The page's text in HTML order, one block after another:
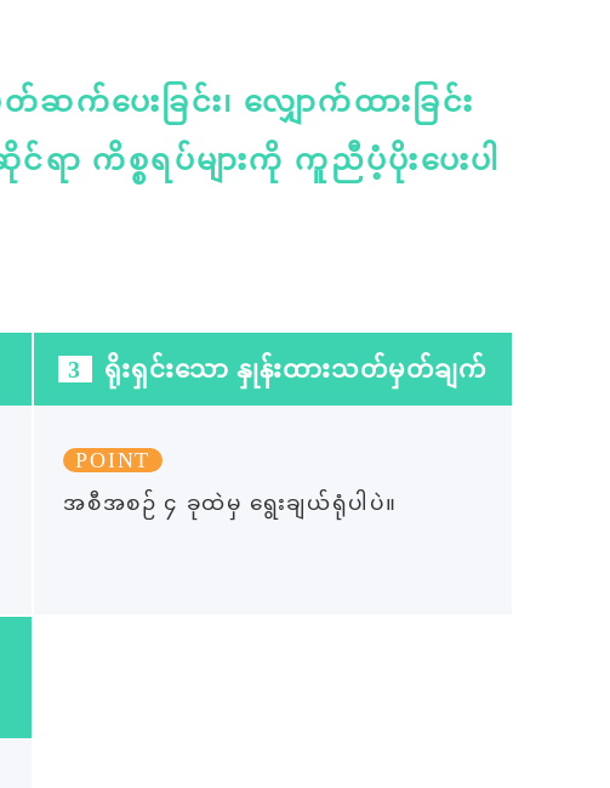
က်ပေးခြင်း၊ လျှောက်ထားခြင်း
ရာ ကိစ္စရပ်များကို ကူညီပံ့ပိုးပေးပါ
3 ရိုးရှင်းသော နှုန်းထားသတ်မှတ်ချက်
POINT
အစီအစဉ် ၄ ခုထဲမှ ရွေးချယ်ရုံပါပဲ။